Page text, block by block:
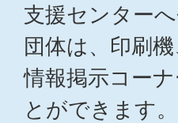
支援センター
団体は、印刷
情報掲示コー
とができます。